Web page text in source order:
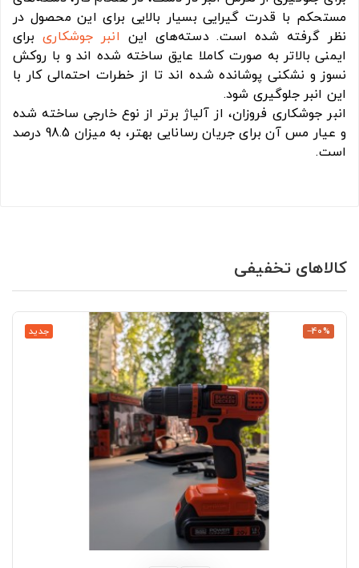
مستحکم با قدرت گیرایی بسیار بالایی برای این محصول در
نظر گرفته شده است. دسته‌های این انبر جوشکاریبرای
ایمنی بالاتر به صورت کاملا عایق ساخته شده اند و با روکش
نسوز و نشکنی پوشانده شده اند تا از خطرات احتمالی کار با
این انبر جلوگیری شود.
انبر جوشکاری فروزان، از آلیاژ برتر از نوع خارجی ساخته شده
و عیار مس آن برای جریان رسانایی بهتر، به میزان 98.5 درصد
است.
کالاهای تخفیفی
جدید ‎−40%